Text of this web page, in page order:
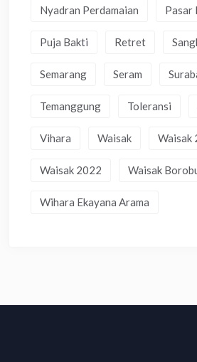
Nyadran Perdamaian Pasar
Puja Bakti Retret
Semarang Seram
Temanggung Toleransi
Vihara Waisak Waisak
Waisak 2022 Waisak
Wihara Ekayana Arama